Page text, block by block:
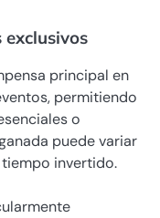
principal en
permitiendo
o
puede variar
invertido.